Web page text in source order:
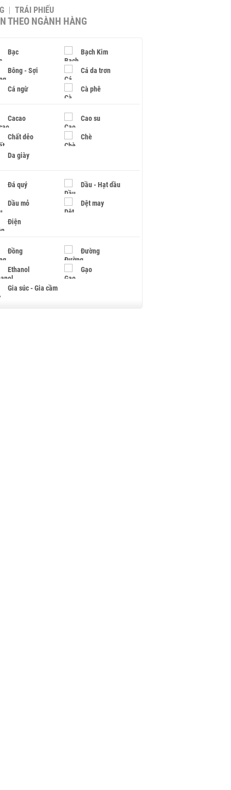
TRÁI PHIẾU
THEO NGÀNH HÀNG
Bạc Bạch Kim
Bông - Sợi Cá da trơn
Cá ngừ Cà phê
Cacao Cao su
Chất dẻo Chè
Da giày
Đá quý Dầu - Hạt dầu
Dầu mỏ Dệt may
Điện
Đồng Đường
Ethanol Gạo
Gia súc - Gia cầm